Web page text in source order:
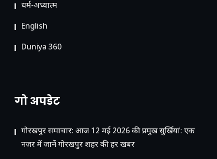
धर्म-अध्यात्म
English
Duniya 360
गो अपडेट
गोरखपुर समाचार: आज 12 मई 2026 की प्रमुख सुर्खियां: एक
नजर में जानें गोरखपुर शहर की हर खबर